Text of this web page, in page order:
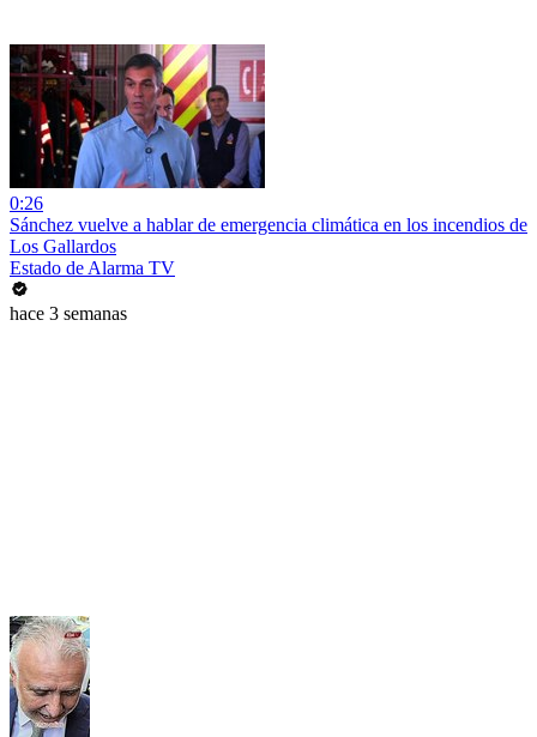
0:26
Sánchez vuelve a hablar de emergencia climática en los incendios de
Los Gallardos
Estado de Alarma TV
hace 3 semanas